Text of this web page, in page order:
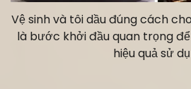
Vệ sinh và tôi dầu đúng cách
là bước khởi đầu quan trọng
hiệu quả sử